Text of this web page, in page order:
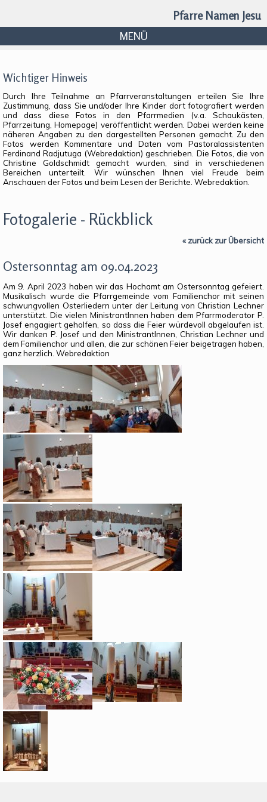
Pfarre Namen Jesu
MENÜ
Wichtiger Hinweis
Durch Ihre Teilnahme an Pfarrveranstaltungen erteilen Sie Ihre
Zustimmung, dass Sie und/oder Ihre Kinder dort fotografiert werden
und dass diese Fotos in den Pfarrmedien (v.a. Schaukästen,
Pfarrzeitung, Homepage) veröffentlicht werden. Dabei werden keine
näheren Angaben zu den dargestellten Personen gemacht. Zu den
Fotos werden Kommentare und Daten vom Pastoralassistenten
Ferdinand Radjutuga (Webredaktion) geschrieben. Die Fotos, die von
Christine Goldschmidt gemacht wurden, sind in verschiedenen
Bereichen unterteilt. Wir wünschen Ihnen viel Freude beim
Anschauen der Fotos und beim Lesen der Berichte. Webredaktion.
Fotogalerie - Rückblick
« zurück zur Übersicht
Ostersonntag am 09.04.2023
Am 9. April 2023 haben wir das Hochamt am Ostersonntag gefeiert.
Musikalisch wurde die Pfarrgemeinde vom Familienchor mit seinen
schwungvollen Osterliedern unter der Leitung von Christian Lechner
unterstützt. Die vielen MinistrantInnen haben dem Pfarrmoderator P.
Josef engagiert geholfen, so dass die Feier würdevoll abgelaufen ist.
Wir danken P. Josef und den MinistrantInnen, Christian Lechner und
dem Familienchor und allen, die zur schönen Feier beigetragen haben,
ganz herzlich. Webredaktion